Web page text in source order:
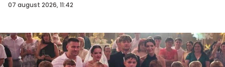
07 august 2026, 11:42